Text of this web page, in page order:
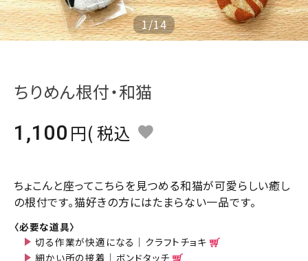
実店舗案内
最新のチラシはこちら
meeting_room ログイン person 会員登録
1/14
ちりめん根付・和猫
1,100
税込
ちょこんと座ってこちらを見つめる和猫が可愛らしい癒し
の根付です。猫好きの方にはたまらない一品です。
〈必要な道具〉
切る作業が快適になる｜クラフトチョキ
細かい所の接着｜ボンドタッチ